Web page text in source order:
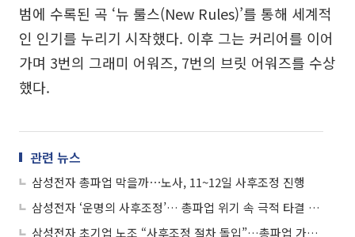
범에 수록된 곡 ‘뉴 룰스(New Rules)’를 통해 세계적
인 인기를 누리기 시작했다. 이후 그는 커리어를 이어
가며 3번의 그래미 어워즈, 7번의 브릿 어워즈를 수상
했다.
관련 뉴스
삼성전자 총파업 막을까⋯노사, 11~12일 사후조정 진행
삼성전자 ‘운명의 사후조정’… 총파업 위기 속 극적 타결 이뤄낼까
삼성전자 초기업 노조 “사후조정 절차 돌입”…총파업 가능성도 여전